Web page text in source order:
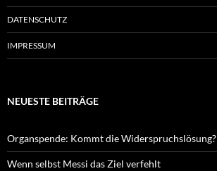
DATENSCHUTZ
IMPRESSUM
NEUESTE BEITRÄGE
Organspende: Kommt die Widerspruchslösung?
Wenn selbst Messi das Ziel verfehlt